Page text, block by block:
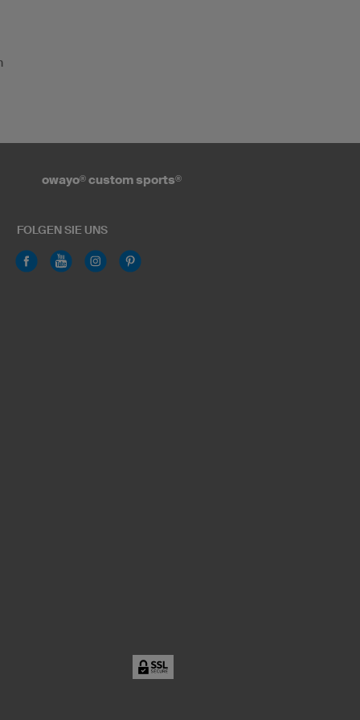
owayo® custom sports®
FOLGEN SIE UNS